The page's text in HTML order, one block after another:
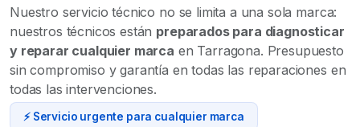
Nuestro servicio técnico no se limita a una sola marca:
nuestros técnicos están preparados para diagnosticar
y reparar cualquier marca en Tarragona. Presupuesto
sin compromiso y garantía en todas las reparaciones en
todas las intervenciones.
⚡ Servicio urgente para cualquier marca